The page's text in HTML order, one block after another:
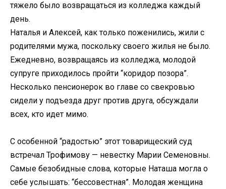
тяжело было возвращаться из колледжа каждый
день.
Наталья и Алексей, как только поженились, жили с
родителями мужа, поскольку своего жилья не было.
Ежедневно, возвращаясь из колледжа, молодой
супруге приходилось пройти “коридор позора”.
Несколько пенсионерок во главе со свекровью
сидели у подъезда друг против друга, обсуждали
всех, кто идет мимо.
С особенной “радостью” этот товарищеский суд
встречал Трофимову — невестку Марии Семеновны.
Самые безобидные слова, которые Наташа могла о
себе услышать: “бессовестная”. Молодая женщина